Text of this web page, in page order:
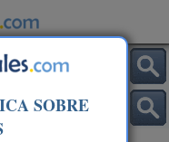
SOBRE